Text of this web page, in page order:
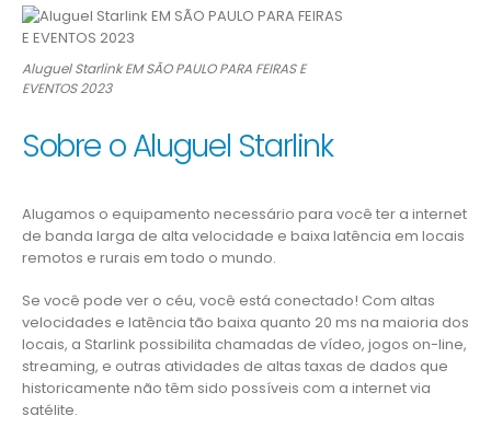
Aluguel Starlink EM SÃO PAULO PARA FEIRAS E
EVENTOS 2023
Sobre o Aluguel Starlink
Alugamos o equipamento necessário para você ter a internet
de banda larga de alta velocidade e baixa latência em locais
remotos e rurais em todo o mundo.
Se você pode ver o céu, você está conectado! Com altas
velocidades e latência tão baixa quanto 20 ms na maioria dos
locais, a Starlink possibilita chamadas de vídeo, jogos on-line,
streaming, e outras atividades de altas taxas de dados que
historicamente não têm sido possíveis com a internet via
satélite.